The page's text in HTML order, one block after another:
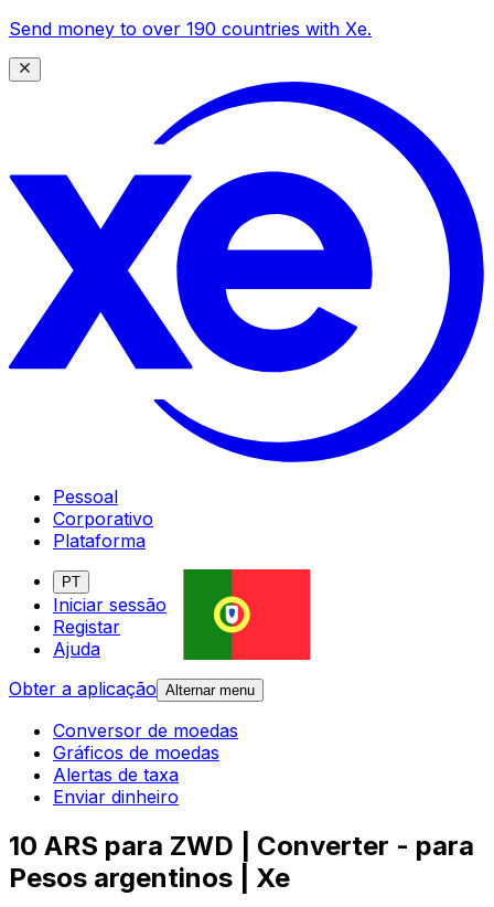
Send money to over 190 countries with Xe.
Pessoal
Corporativo
Plataforma
PT
Iniciar sessão
Registar
Ajuda
Obter a aplicação Alternar menu
Conversor de moedas
Gráficos de moedas
Alertas de taxa
Enviar dinheiro
10 ARS para ZWD | Converter - para
Pesos argentinos | Xe